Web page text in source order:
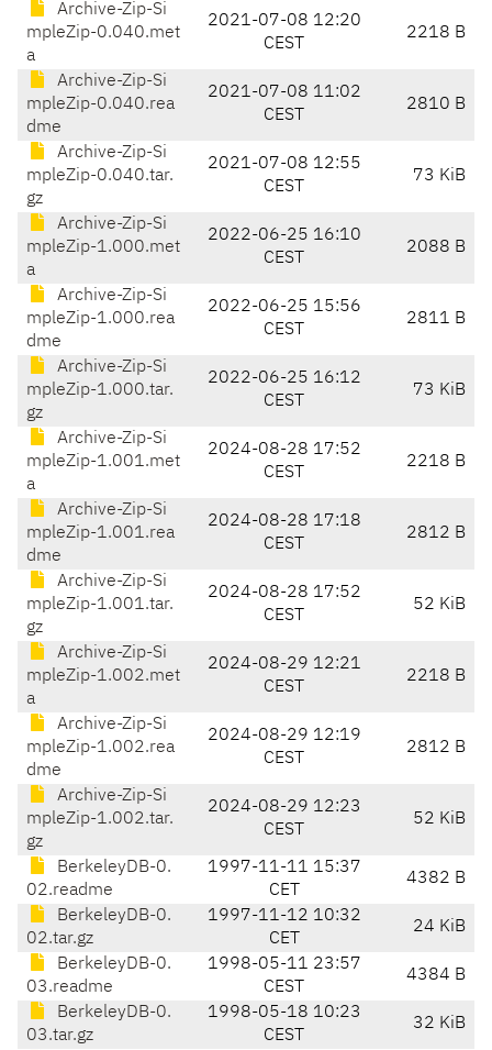
Archive-Zip-Si
mpleZip-0.040.met
a
2021-07-08 12:20
CEST
2218 B
Archive-Zip-Si
mpleZip-0.040.rea
dme
2021-07-08 11:02
CEST
2810 B
Archive-Zip-Si
mpleZip-0.040.tar.
gz
2021-07-08 12:55
CEST
73 KiB
Archive-Zip-Si
mpleZip-1.000.met
a
2022-06-25 16:10
CEST
2088 B
Archive-Zip-Si
mpleZip-1.000.rea
dme
2022-06-25 15:56
CEST
2811 B
Archive-Zip-Si
mpleZip-1.000.tar.
gz
2022-06-25 16:12
CEST
73 KiB
Archive-Zip-Si
mpleZip-1.001.met
a
2024-08-28 17:52
CEST
2218 B
Archive-Zip-Si
mpleZip-1.001.rea
dme
2024-08-28 17:18
CEST
2812 B
Archive-Zip-Si
mpleZip-1.001.tar.
gz
2024-08-28 17:52
CEST
52 KiB
Archive-Zip-Si
mpleZip-1.002.met
a
2024-08-29 12:21
CEST
2218 B
Archive-Zip-Si
mpleZip-1.002.rea
dme
2024-08-29 12:19
CEST
2812 B
Archive-Zip-Si
mpleZip-1.002.tar.
gz
2024-08-29 12:23
CEST
52 KiB
BerkeleyDB-0.
02.readme
1997-11-11 15:37
CET
4382 B
BerkeleyDB-0.
02.tar.gz
1997-11-12 10:32
CET
24 KiB
BerkeleyDB-0.
03.readme
1998-05-11 23:57
CEST
4384 B
BerkeleyDB-0.
03.tar.gz
1998-05-18 10:23
CEST
32 KiB